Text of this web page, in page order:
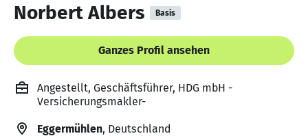
Norbert Albers Basis
Ganzes Profil ansehen
Angestellt, Geschäftsführer, HDG mbH -
Versicherungsmakler-
Eggermühlen, Deutschland